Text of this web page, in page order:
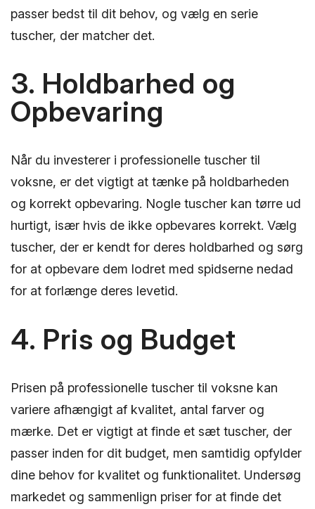
passer bedst til dit behov, og vælg en serie
tuscher, der matcher det.
3. Holdbarhed og
Opbevaring
Når du investerer i professionelle tuscher til
voksne, er det vigtigt at tænke på holdbarheden
og korrekt opbevaring. Nogle tuscher kan tørre ud
hurtigt, især hvis de ikke opbevares korrekt. Vælg
tuscher, der er kendt for deres holdbarhed og sørg
for at opbevare dem lodret med spidserne nedad
for at forlænge deres levetid.
4. Pris og Budget
Prisen på professionelle tuscher til voksne kan
variere afhængigt af kvalitet, antal farver og
mærke. Det er vigtigt at finde et sæt tuscher, der
passer inden for dit budget, men samtidig opfylder
dine behov for kvalitet og funktionalitet. Undersøg
markedet og sammenlign priser for at finde det